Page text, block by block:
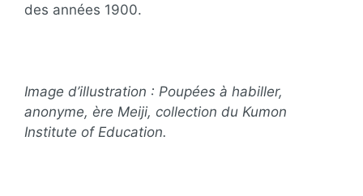
des années 1900.
Image d’illustration : Poupées à habiller,
anonyme, ère Meiji, collection du Kumon
Institute of Education.